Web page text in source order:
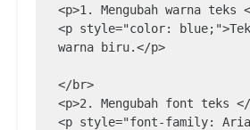
<p>1. Mengubah warna teks
<p style="color:
warna biru.</p>
</br>
<p>2. Mengubah font teks
<p style="font-family: